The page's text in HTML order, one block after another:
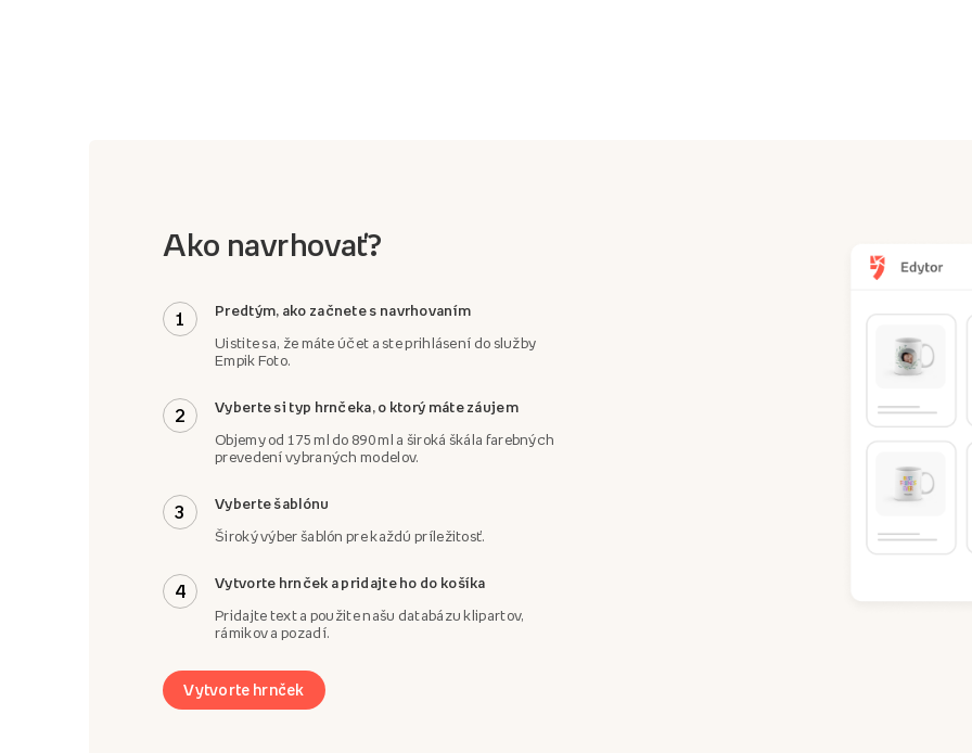
Ako navrhovať?
1 Predtým, ako začnete s navrhovaním
Uistite sa, že máte účet a ste prihlásení do služby
Empik Foto.
2 Vyberte si typ hrnčeka, o ktorý máte záujem
Objemy od 175 ml do 890 ml a široká škála farebných
prevedení vybraných modelov.
3 Vyberte šablónu
Široký výber šablón pre každú príležitosť.
4 Vytvorte hrnček a pridajte ho do košíka
Pridajte text a použite našu databázu klipartov,
rámikov a pozadí.
Vytvorte hrnček